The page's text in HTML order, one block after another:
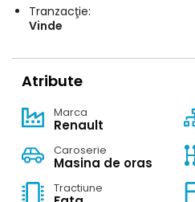
Tranzacţie:
Vinde
Atribute
Marca
Renault
Caroserie
Masina de oras
Tractiune